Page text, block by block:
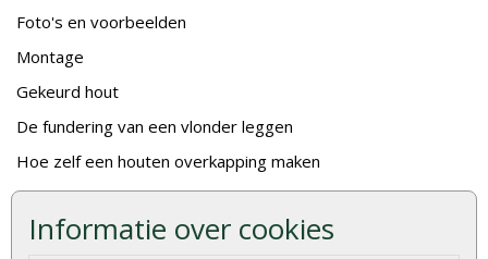
Informatie over cookies
Foto's en voorbeelden
Montage
Gekeurd hout
De fundering van een vlonder leggen
Hoe zelf een houten overkapping maken
Hoe zelf een vlonder leggen
Hoe betonpaal plaatsen